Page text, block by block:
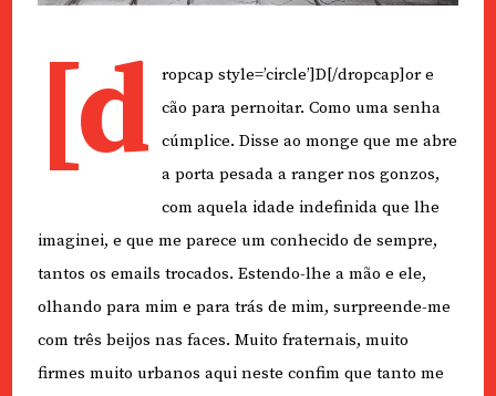
[d
ropcap style=’circle’]D[/dropcap]or e
cão para pernoitar. Como uma senha
cúmplice. Disse ao monge que me abre
a porta pesada a ranger nos gonzos,
com aquela idade indefinida que lhe
imaginei, e que me parece um conhecido de sempre,
tantos os emails trocados. Estendo-lhe a mão e ele,
olhando para mim e para trás de mim, surpreende-me
com três beijos nas faces. Muito fraternais, muito
firmes muito urbanos aqui neste confim que tanto me